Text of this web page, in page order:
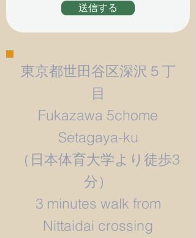
送信する
東京都世田谷区深沢５丁
目
Fukazawa 5chome
Setagaya-ku
​（日本体育大学より徒歩3
分）
3 minutes walk from
Nittaidai crossing